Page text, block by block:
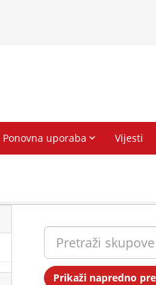
Prikaži napredno